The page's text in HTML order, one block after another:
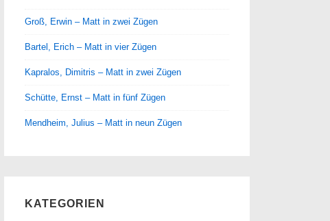
Groß, Erwin – Matt in zwei Zügen
Bartel, Erich – Matt in vier Zügen
Kapralos, Dimitris – Matt in zwei Zügen
Schütte, Ernst – Matt in fünf Zügen
Mendheim, Julius – Matt in neun Zügen
KATEGORIEN